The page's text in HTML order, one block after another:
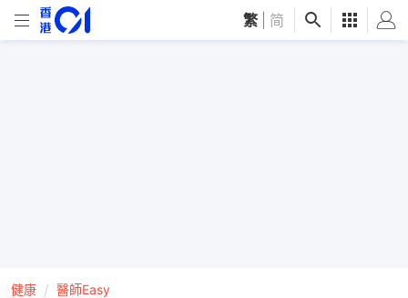
繁 简
健康 醫師Easy